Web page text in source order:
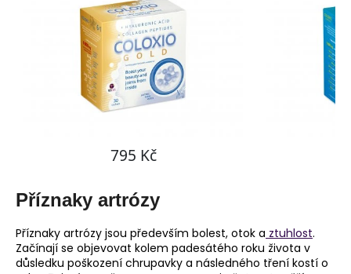
Příznaky artrózy
Příznaky artrózy jsou především bolest, otok a ztuhlost.
Začínají se objevovat kolem padesátého roku života v
důsledku poškození chrupavky a následného tření kostí o